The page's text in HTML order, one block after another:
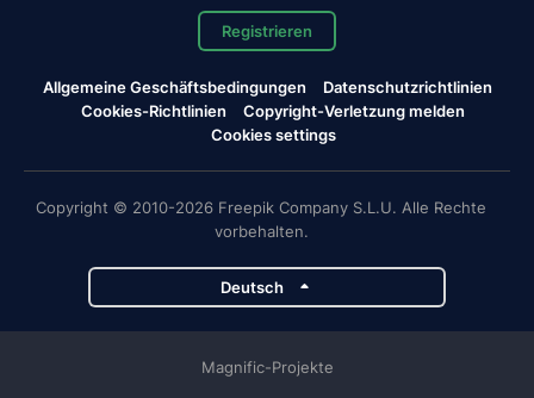
Registrieren
Allgemeine Geschäftsbedingungen
Datenschutzrichtlinien
Cookies-Richtlinien
Copyright-Verletzung melden
Cookies settings
Copyright © 2010-2026 Freepik Company S.L.U. Alle Rechte
vorbehalten.
Deutsch
Magnific-Projekte